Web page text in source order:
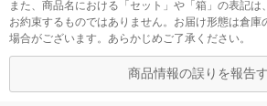
また、商品名における「セット」や「箱」の表記は
お約束するものではありません。お届け形態は倉庫
場合がございます。あらかじめご了承ください。
商品情報の誤りを報告